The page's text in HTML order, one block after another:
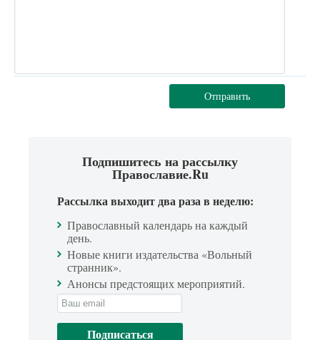
Отправить
Подпишитесь на рассылку
Православие.Ru
Рассылка выходит два раза в неделю:
Православный календарь на каждый
день.
Новые книги издательства «Вольный
странник».
Анонсы предстоящих мероприятий.